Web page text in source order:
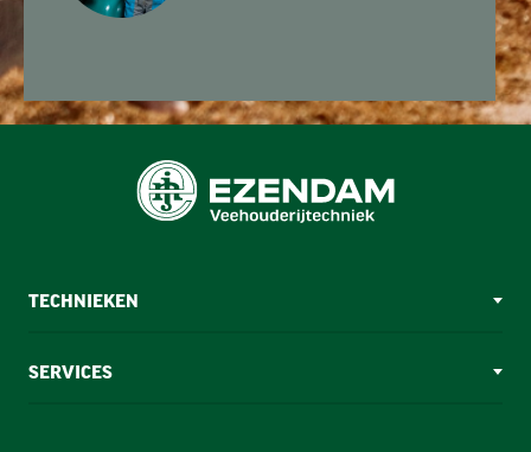
TECHNIEKEN
SERVICES